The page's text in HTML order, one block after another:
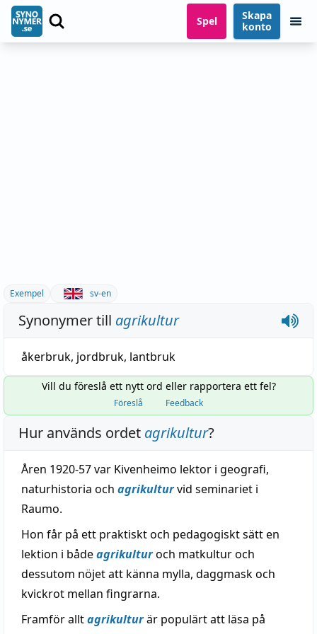
Spel
Skapa
konto
Exempel sv-en
Synonymer till agrikultur
åkerbruk, jordbruk, lantbruk
Vill du föreslå ett nytt ord eller rapportera ett fel?
Föreslå Feedback
Hur används ordet agrikultur?
Åren 1920-57 var Kivenheimo lektor i geografi,
naturhistoria och agrikulturvid seminariet i
Raumo.
Hon får på ett praktiskt och pedagogiskt sätt en
lektion i bådeagrikulturoch matkultur och
dessutom nöjet att känna mylla, daggmask och
kvickrot mellan fingrarna.
Framför alltagrikulturär populärt att läsa på